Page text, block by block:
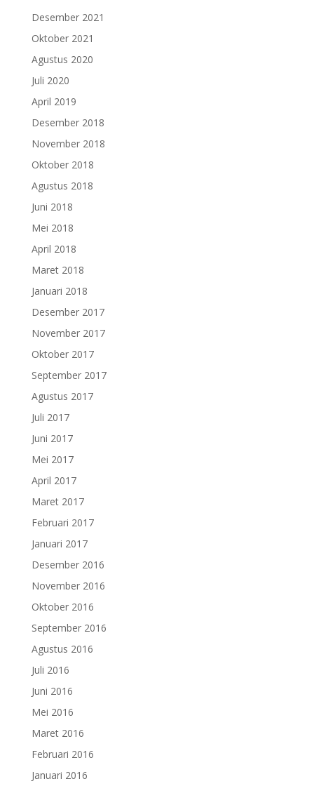
Desember 2021
Oktober 2021
Agustus 2020
Juli 2020
April 2019
Desember 2018
November 2018
Oktober 2018
Agustus 2018
Juni 2018
Mei 2018
April 2018
Maret 2018
Januari 2018
Desember 2017
November 2017
Oktober 2017
September 2017
Agustus 2017
Juli 2017
Juni 2017
Mei 2017
April 2017
Maret 2017
Februari 2017
Januari 2017
Desember 2016
November 2016
Oktober 2016
September 2016
Agustus 2016
Juli 2016
Juni 2016
Mei 2016
Maret 2016
Februari 2016
Januari 2016